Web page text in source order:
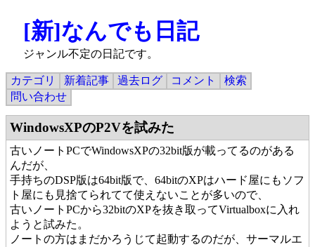
[新]なんでも日記
ジャンル不定の日記です。
カテゴリ 新着記事 過去ログ コメント
検索
問い合わせ
WindowsXPのP2Vを試みた
古いノートPCでWindowsXPの32bit版が載ってるのがある
んだが、
手持ちのDSP版は64bit版で、64bitのXPはハード屋にもソフ
ト屋にも見捨てられてて使えないことが多いので、
古いノートPCから32bitのXPを抜き取ってVirtualboxに入れ
ようと試みた。
ノートの方はまだかろうじて起動するのだが、サーマルエ